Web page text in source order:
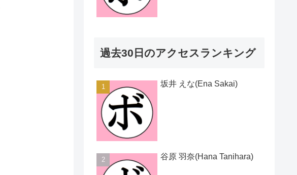
過去30日のアクセスランキング
坂井 えな(Ena Sakai)
谷原 羽奈(Hana Tanihara)